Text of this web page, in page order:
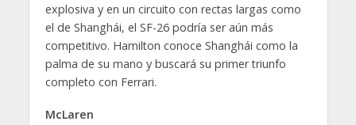
explosiva y en un circuito con rectas largas como
el de Shanghái, el SF-26 podría ser aún más
competitivo. Hamilton conoce Shanghái como la
palma de su mano y buscará su primer triunfo
completo con Ferrari.
McLaren